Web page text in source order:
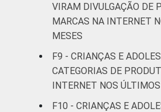
Mais
Não
renda
Não
VIRAM DIVULGAÇÃO DE
MARCAS NA INTERNET
MESES
F9 - CRIANÇAS E
CATEGORIAS DE
INTERNET NOS
F10 - CRIANÇAS E